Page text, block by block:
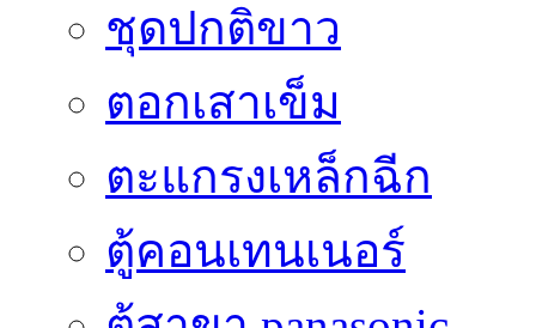
ชุดปกติขาว
ตอกเสาเข็ม
ตะแกรงเหล็กฉีก
ตู้คอนเทนเนอร์